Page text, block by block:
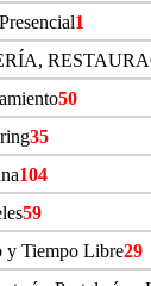
1
50
35
104
59
y Tiempo Libre29